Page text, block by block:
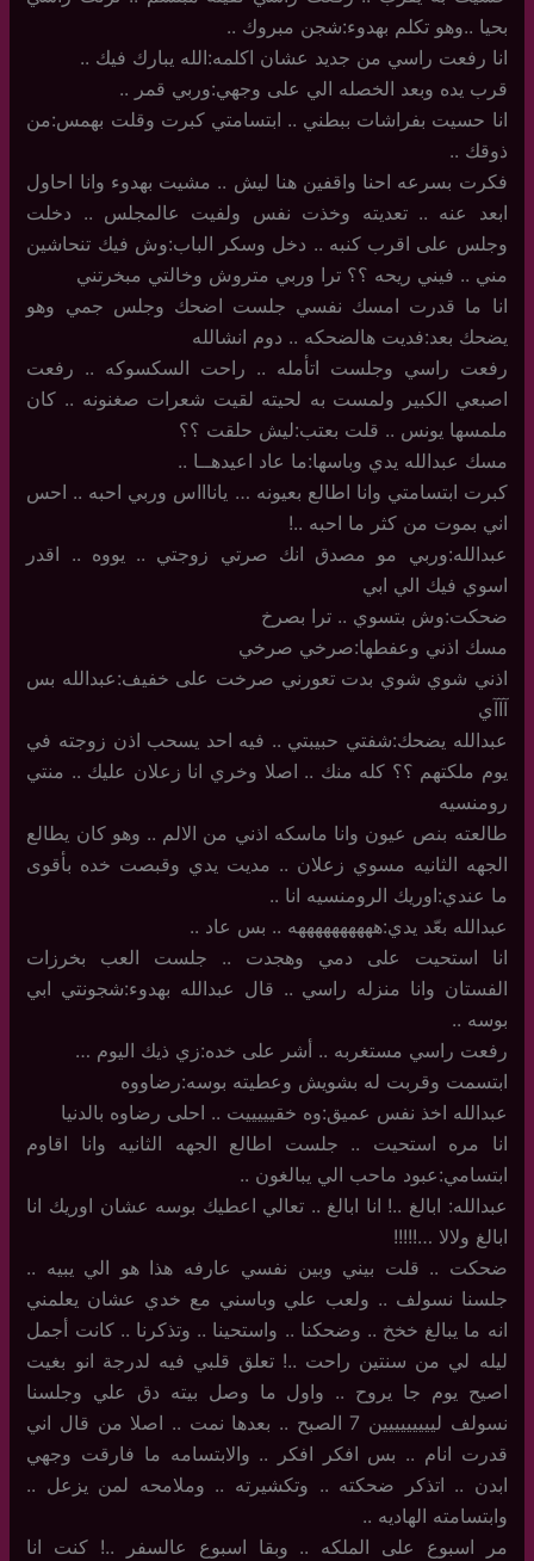
بحيا ..وهو تكلم بهدوء:شجن مبروك ..
انا رفعت راسي من جديد عشان اكلمه:الله يبارك فيك ..
قرب يده وبعد الخصله الي على وجهي:وربي قمر ..
انا حسيت بفراشات ببطني .. ابتسامتي كبرت وقلت بهمس:من
ذوقك ..
فكرت بسرعه احنا واقفين هنا ليش .. مشيت بهدوء وانا احاول
ابعد عنه .. تعديته وخذت نفس ولفيت عالمجلس .. دخلت
وجلس على اقرب كنبه .. دخل وسكر الباب:وش فيك تنحاشين
مني .. فيني ريحه ؟؟ ترا وربي متروش وخالتي مبخرتني
انا ما قدرت امسك نفسي جلست اضحك وجلس جمي وهو
يضحك بعد:فديت هالضحكه .. دوم انشالله
رفعت راسي وجلست اتأمله .. راحت السكسوكه .. رفعت
اصبعي الكبير ولمست به لحيته لقيت شعرات صغنونه .. كان
ملمسها يونس .. قلت بعتب:ليش حلقت ؟؟
مسك عبدالله يدي وباسها:ما عاد اعيدهــا ..
كبرت ابتسامتي وانا اطالع بعيونه … ياناااس وربي احبه .. احس
اني بموت من كثر ما احبه ..!
عبدالله:وربي مو مصدق انك صرتي زوجتي .. يووه .. اقدر
اسوي فيك الي ابي
ضحكت:وش بتسوي .. ترا بصرخ
مسك اذني وعفطها:صرخي صرخي
اذني شوي شوي بدت تعورني صرخت على خفيف:عبدالله بس
آآآي
عبدالله يضحك:شفتي حبيبتي .. فيه احد يسحب اذن زوجته في
يوم ملكتهم ؟؟ كله منك .. اصلا وخري انا زعلان عليك .. منتي
رومنسيه
طالعته بنص عيون وانا ماسكه اذني من الالم .. وهو كان يطالع
الجهه الثانيه مسوي زعلان .. مديت يدي وقبصت خده بأقوى
ما عندي:اوريك الرومنسيه انا ..
عبدالله بعّد يدي:ههههههههههه .. بس عاد ..
انا استحيت على دمي وهجدت .. جلست العب بخرزات
الفستان وانا منزله راسي .. قال عبدالله بهدوء:شجونتي ابي
بوسه ..
رفعت راسي مستغربه .. أشر على خده:زي ذيك اليوم …
ابتسمت وقربت له بشويش وعطيته بوسه:رضاووه
عبدالله اخذ نفس عميق:وه خقيييييت .. احلى رضاوه بالدنيا
انا مره استحيت .. جلست اطالع الجهه الثانيه وانا اقاوم
ابتسامي:عبود ماحب الي يبالغون ..
عبدالله: ابالغ ..! انا ابالغ .. تعالي اعطيك بوسه عشان اوريك انا
ابالغ ولالا …!!!!!
ضحكت .. قلت بيني وبين نفسي عارفه هذا هو الي يبيه ..
جلسنا نسولف .. ولعب علي وباسني مع خدي عشان يعلمني
انه ما يبالغ خخخ .. وضحكنا .. واستحينا .. وتذكرنا .. كانت أجمل
ليله لي من سنتين راحت ..! تعلق قلبي فيه لدرجة انو بغيت
اصيح يوم جا يروح .. واول ما وصل بيته دق علي وجلسنا
نسولف لييييييييين 7 الصبح .. بعدها نمت .. اصلا من قال اني
قدرت انام .. بس افكر افكر .. والابتسامه ما فارقت وجهي
ابدن .. اتذكر ضحكته .. وتكشيرته .. وملامحه لمن يزعل ..
وابتسامته الهاديه ..
مر اسبوع على الملكه .. وبقا اسبوع عالسفر ..! كنت انا